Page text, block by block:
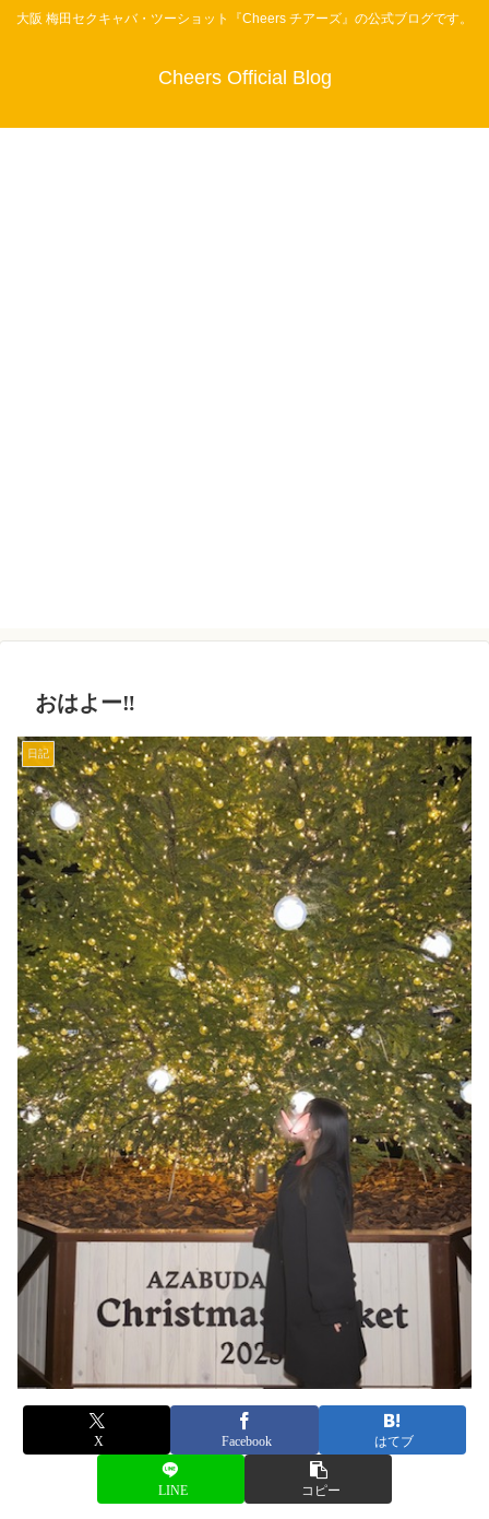
大阪 梅田セクキャバ・ツーショット『Cheers チアーズ』の公式ブログです。
Cheers Official Blog
おはよー‼️
日記
X Facebook はてブ
LINE コピー